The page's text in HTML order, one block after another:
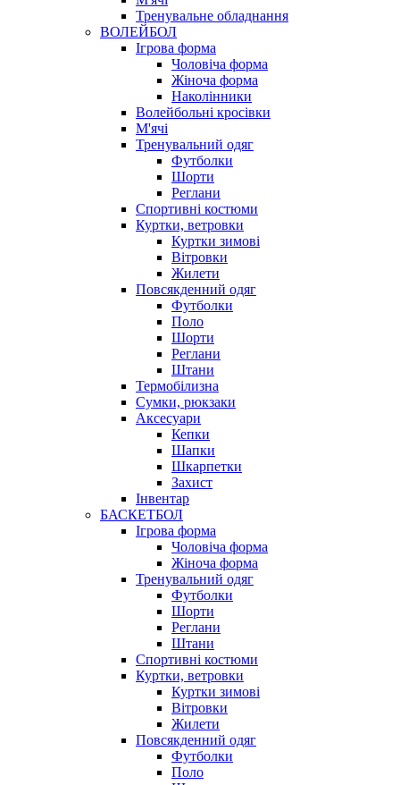
Тренувальне обладнання
ВОЛЕЙБОЛ
Ігрова форма
Чоловіча форма
Жіноча форма
Наколінники
Волейбольні кросівки
М'ячі
Тренувальний одяг
Футболки
Шорти
Реглани
Спортивні костюми
Куртки, ветровки
Куртки зимові
Вітровки
Жилети
Повсякденний одяг
Футболки
Поло
Шорти
Реглани
Штани
Термобілизна
Сумки, рюкзаки
Аксесуари
Кепки
Шапки
Шкарпетки
Захист
Інвентар
БАСКЕТБОЛ
Ігрова форма
Чоловіча форма
Жіноча форма
Тренувальний одяг
Футболки
Шорти
Реглани
Штани
Спортивні костюми
Куртки, ветровки
Куртки зимові
Вітровки
Жилети
Повсякденний одяг
Футболки
Поло